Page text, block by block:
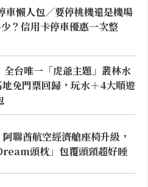
車懶人包／要停桃機還是機場
？信用卡停車優惠一次整
全台唯一「虎爺主題」叢林水
免門票回歸，玩水＋4大順遊
聯酋航空經濟艙座椅升級，
頭枕」包覆頭頸超好睡